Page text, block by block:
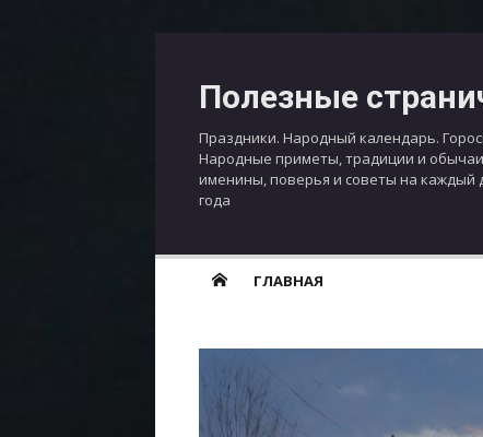
Полезные
Праздники. Народный календарь.
Народные приметы, традиции и
именины, поверья и советы на каждый
года
ГЛАВНАЯ